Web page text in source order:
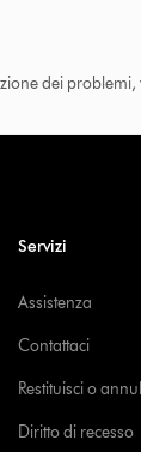
dei
Servizi
Assistenza
Contattaci
Restituisci o
Diritto di recesso